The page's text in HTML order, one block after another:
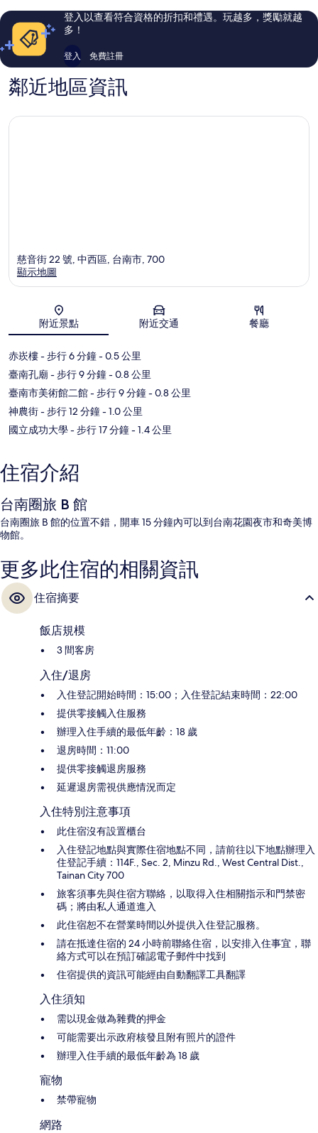
評
論
評
論
登入以查看符合資格的折扣和禮遇。玩越多，獎勵就越
多！
登入 免費註冊
鄰近地區資訊
地圖
慈音街 22 號, 中西區, 台南市, 700
顯示地圖
附近景點 附近交通 餐廳
赤崁樓- 步行 6 分鐘- 0.5 公里
臺南孔廟 - 步行 9 分鐘- 0.8 公里
臺南市美術館二館- 步行 9 分鐘- 0.8 公里
神農街- 步行 12 分鐘- 1.0 公里
國立成功大學- 步行 17 分鐘- 1.4 公里
住宿介紹
台南圈旅 B 館
台南圈旅 B 館的位置不錯，開車 15 分鐘內可以到台南花園夜市和奇美博
物館。
更多此住宿的相關資訊
住宿摘要
飯店規模
3 間客房
入住/退房
入住登記開始時間：15:00；入住登記結束時間：22:00
提供零接觸入住服務
辦理入住手續的最低年齡：18 歲
退房時間：11:00
提供零接觸退房服務
延遲退房需視供應情況而定
入住特別注意事項
此住宿沒有設置櫃台
入住登記地點與實際住宿地點不同，請前往以下地點辦理入
住登記手續：114F., Sec. 2, Minzu Rd., West Central Dist.,
Tainan City 700
旅客須事先與住宿方聯絡，以取得入住相關指示和門禁密
碼；將由私人通道進入
此住宿恕不在營業時間以外提供入住登記服務。
請在抵達住宿的 24 小時前聯絡住宿，以安排入住事宜，聯
絡方式可以在預訂確認電子郵件中找到
住宿提供的資訊可能經由自動翻譯工具翻譯
入住須知
需以現金做為雜費的押金
可能需要出示政府核發且附有照片的證件
辦理入住手續的最低年齡為 18 歲
寵物
禁帶寵物
網路